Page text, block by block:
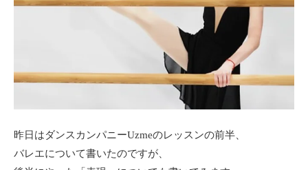
昨日はダンスカンパニーUzmeのレッスンの前半、
バレエについて書いたのですが、